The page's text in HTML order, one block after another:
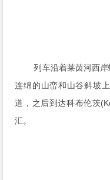
列车沿着莱茵河西岸
连绵的山峦和山谷斜坡
道，之后到达科布伦茨
汇。